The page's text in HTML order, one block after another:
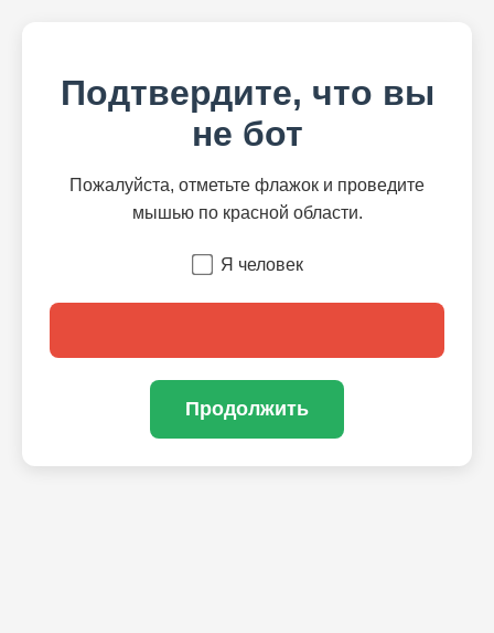
Подтвердите, что вы
не бот
Пожалуйста, отметьте флажок и проведите
мышью по красной области.
Я человек
Продолжить